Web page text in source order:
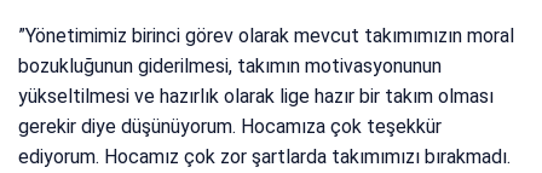
”Yönetimimiz birinci görev olarak mevcut takımımızın moral
bozukluğunun giderilmesi, takımın motivasyonunun
yükseltilmesi ve hazırlık olarak lige hazır bir takım olması
gerekir diye düşünüyorum. Hocamıza çok teşekkür
ediyorum. Hocamız çok zor şartlarda takımımızı bırakmadı.